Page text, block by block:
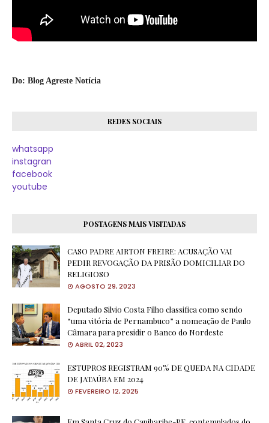
Do: Blog Agreste Notícia
REDES SOCIAIS
whatsapp
instagran
facebook
youtube
POSTAGENS MAIS VISITADAS
CASO PADRE AIRTON FREIRE: ACUSAÇÃO VAI
PEDIR REVOGAÇÃO DA PRISÃO DOMICILIAR DO
RELIGIOSO
AGOSTO 29, 2023
Deputado Silvio Costa Filho classifica como sendo
“uma vitória de Pernambuco” a nomeação de Paulo
Câmara para presidir o Banco do Nordeste
ABRIL 02, 2023
ESTUPROS REGISTRAM 90% DE QUEDA NA CIDADE
DE JATAÚBA EM 2024
FEVEREIRO 12, 2025